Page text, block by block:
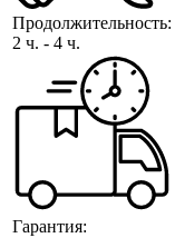
Продолжительность:
2 ч. - 4 ч.
Гарантия: